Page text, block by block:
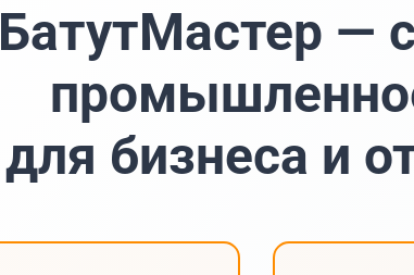
БатутМастер —
для бизнеса и